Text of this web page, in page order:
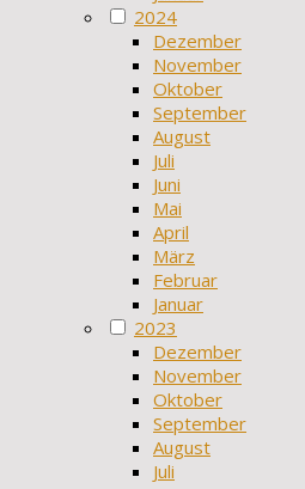
2024
Dezember
November
Oktober
September
August
Juli
Juni
Mai
April
März
Februar
Januar
2023
Dezember
November
Oktober
September
August
Juli